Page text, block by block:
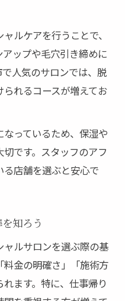
ルケアを行うことで、
ップや毛穴引き締めに
人気のサロンでは、脱
れるコースが増えてお
っているため、保湿や
です。スタッフのアフ
店舗を選ぶと安心で
知ろう
ルサロンを選ぶ際の基
金の明確さ」「施術方
ます。特に、仕事帰り